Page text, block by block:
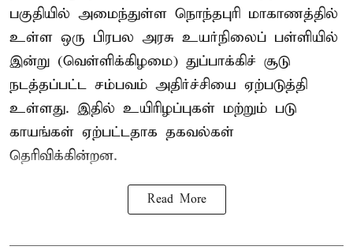
பகுதியில் அமைந்துள்ள நொந்தபுரி மாகாணத்தில்
உள்ள ஒரு பிரபல அரசு உயர்நிலைப் பள்ளியில்
இன்று (வெள்ளிக்கிழமை) துப்பாக்கிச் சூடு
நடத்தப்பட்ட சம்பவம் அதிர்ச்சியை ஏற்படுத்தி
உள்ளது. இதில் உயிரிழப்புகள் மற்றும் படு
காயங்கள் ஏற்பட்டதாக தகவல்கள்
தெரிவிக்கின்றன.
Read More